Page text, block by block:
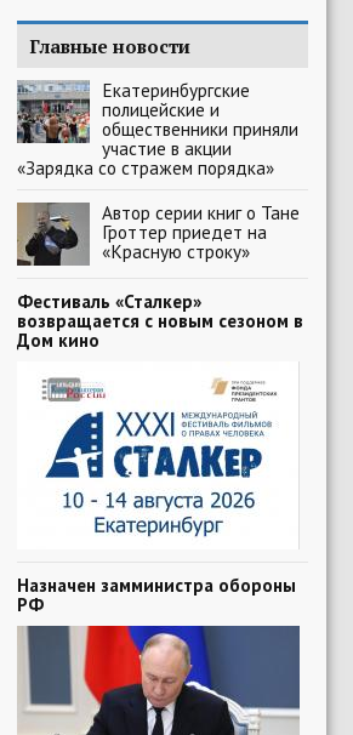
Главные новости
Екатеринбургские
полицейские и
общественники приняли
участие в акции
«Зарядка со стражем порядка»
Автор серии книг о Тане
Гроттер приедет на
«Красную строку»
Фестиваль «Сталкер»
возвращается с новым сезоном в
Дом кино
Назначен замминистра обороны
РФ